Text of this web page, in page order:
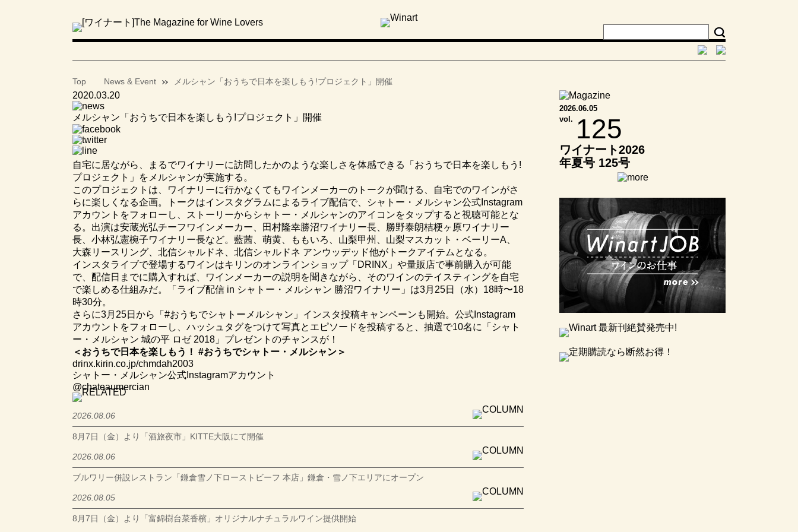
Top News & Event メルシャン「おうちで日本を楽しもう!プロジェクト」開催
2026.06.05
vol. 125
ワイナート2026
年夏号 125号
日本ワイン 中国
るワイナリーの
実力 ～多彩なブ
ドウが描く、そ
の個性
2020.03.20
メルシャン「おうちで日本を楽しもう!プロジェクト」開催
自宅に居ながら、まるでワイナリーに訪問したかのような楽しさを体感できる「おうちで日本を楽しもう!
プロジェクト」をメルシャンが実施する。
このプロジェクトは、ワイナリーに行かなくてもワインメーカーのトークが聞ける、自宅でのワインがさ
らに楽しくなる企画。トークはインスタグラムによるライブ配信で、シャトー・メルシャン公式Instagram
アカウントをフォローし、ストーリーからシャトー・メルシャンのアイコンをタップすると視聴可能とな
る。出演は安蔵光弘チーフワインメーカー、田村隆幸勝沼ワイナリー長、勝野泰朗桔梗ヶ原ワイナリー
長、小林弘憲椀子ワイナリー長など。藍茜、萌黄、ももいろ、山梨甲州、山梨マスカット・ベーリーA、
大森リースリング、北信シャルドネ、北信シャルドネ アンウッデッド他がトークアイテムとなる。
インスタライブで登場するワインはキリンのオンラインショップ「DRINX」や量販店で事前購入が可能
で、配信日までに購入すれば、ワインメーカーの説明を聞きながら、そのワインのテイスティングを自宅
で楽しめる仕組みだ。「ライブ配信 in シャトー・メルシャン 勝沼ワイナリー」は3月25日（水）18時〜18
時30分。
さらに3月25日から「#おうちでシャトーメルシャン」インスタ投稿キャンペーンも開始。公式Instagram
アカウントをフォローし、ハッシュタグをつけて写真とエピソードを投稿すると、抽選で10名に「シャト
ー・メルシャン 城の平 ロゼ 2018」プレゼントのチャンスが！
＜おうちで日本を楽しもう！ #おうちでシャトー・メルシャン＞
drinx.kirin.co.jp/chmdah2003
シャトー・メルシャン公式Instagramアカウント
@chateaumercian
2026.08.06
8月7日（金）より「酒旅夜市」KITTE大阪にて開催
2026.08.06
ブルワリー併設レストラン「鎌倉雪ノ下ローストビーフ 本店」鎌倉・雪ノ下エリアにオープン
2026.08.05
8月7日（金）より「富錦樹台菜香檳」オリジナルナチュラルワイン提供開始